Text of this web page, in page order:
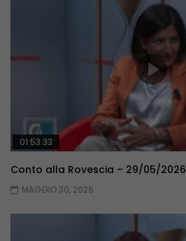
01:53:33
Conto alla Rovescia – 29/05/2026
MAGGIO 30, 2026